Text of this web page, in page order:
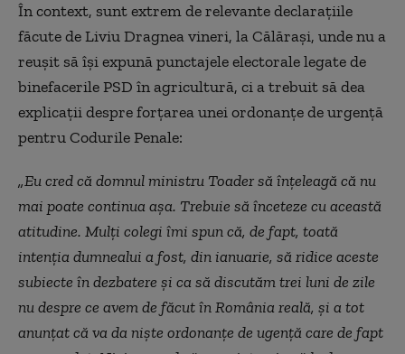
În context, sunt extrem de relevante declarațiile
făcute de Liviu Dragnea vineri, la Călărași, unde nu a
reușit să își expună punctajele electorale legate de
binefacerile PSD în agricultură, ci a trebuit să dea
explicații despre forțarea unei ordonanțe de urgență
pentru Codurile Penale:
„Eu cred că domnul ministru Toader să înțeleagă că nu
mai poate continua așa. Trebuie să înceteze cu această
atitudine. Mulți colegi îmi spun că, de fapt, toată
intenția dumnealui a fost, din ianuarie, să ridice aceste
subiecte în dezbatere și ca să discutăm trei luni de zile
nu despre ce avem de făcut în România reală, și a tot
anunțat că va da niște ordonanțe de ugență care de fapt